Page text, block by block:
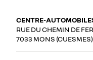
CENTRE-
RUE DU CHEMIN DE
7033 MONS (CUESMES)